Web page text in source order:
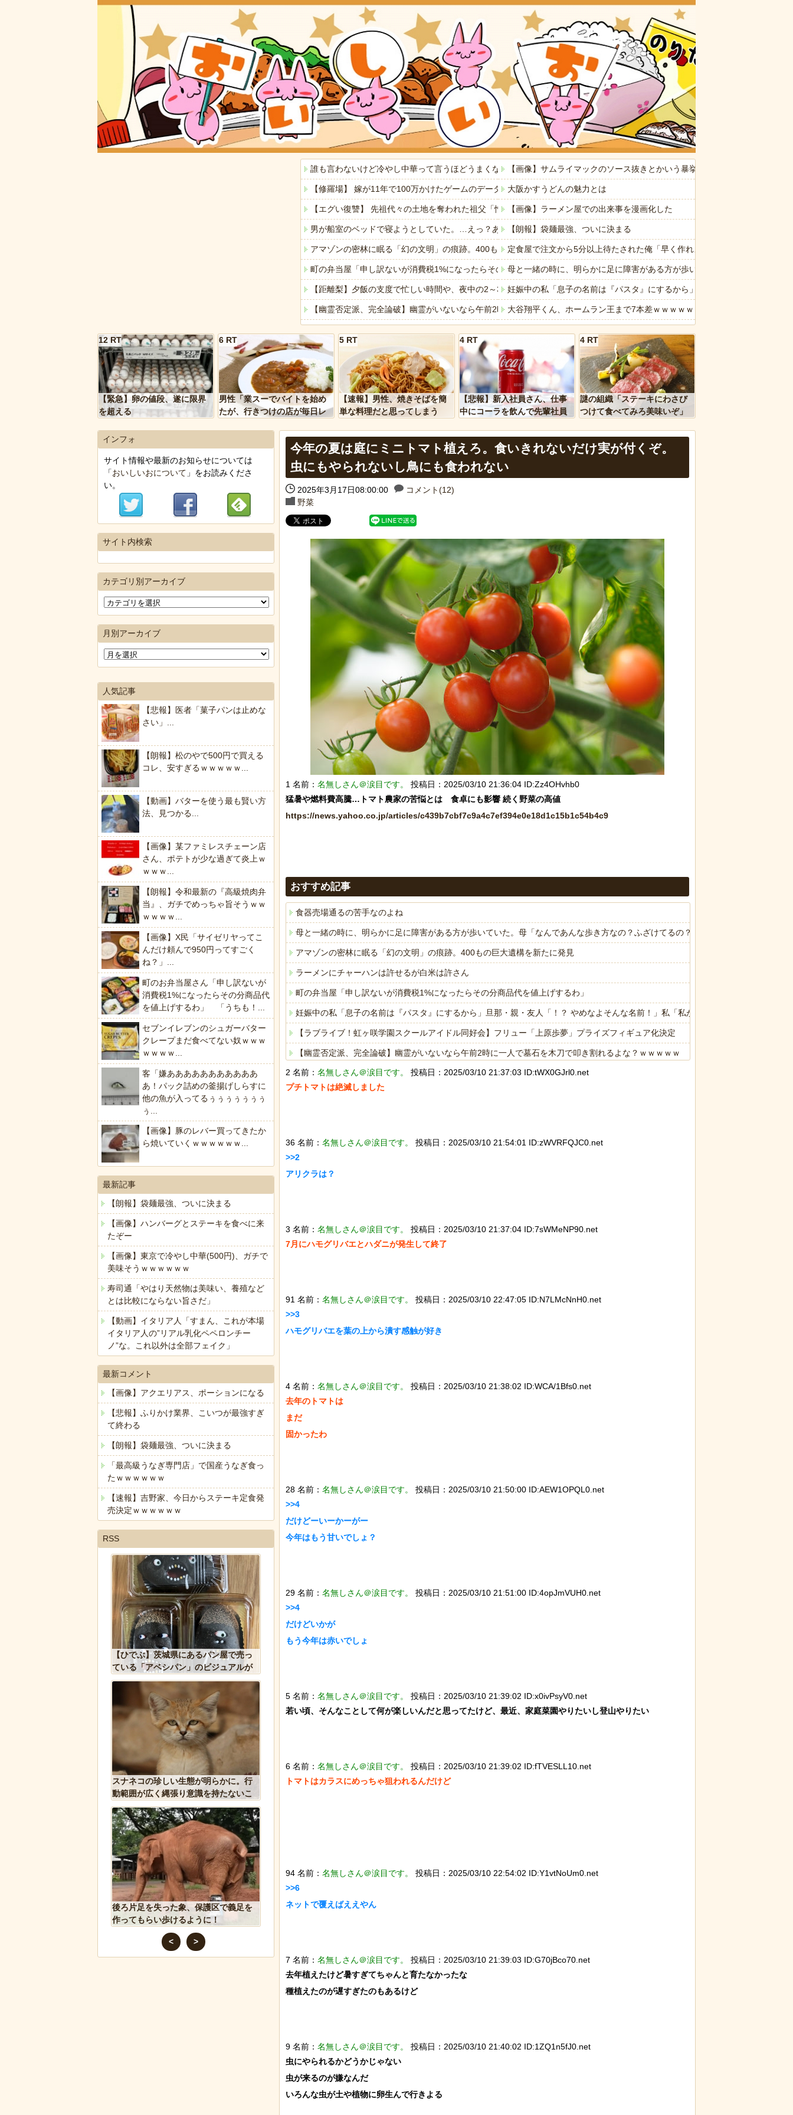
誰も言わないけど冷やし中華って言うほどうまくないよね
【修羅場】 嫁が11年で100万かけたゲームのデータを消した８歳の息子。理由は嫁が叱った腹いせ→滅多に怒らない嫁が子供に
【エグい復讐】 先祖代々の土地を奪われた祖父「憎い！命が尽きても奴らに絶対復讐してやる！！」→祖父が亡くなりその土地
男が船室のベッドで寝ようとしていた。…えっ？あなたは誰ですか？→ 見知らぬひとがいるんだが…
アマゾンの密林に眠る「幻の文明」の痕跡。400もの巨大遺構を新たに発見
町の弁当屋「申し訳ないが消費税1%になったらその分商品代を値上げするわ」
【距離梨】夕飯の支度で忙しい時間や、夜中の2～3時にジャンジャン電話してくる前の職場の同僚 あまり頻繁に連絡されては
【幽霊否定派、完全論破】幽霊がいないなら午前2時に一人で墓石を木刀で叩き割れるよな？ｗｗｗｗｗ
ハムスターの日
「アメリカのヤンキーがアジア人にケンカを売った結果ｗｗｗ」 ほか
「あなたはアメリカを愛していますか」「はい」トランプ、国防総省職員数千人をウソ発見器にかける方針
ヒーローのサバイバルアクション Siege Survivors
【中国】パトカーの前で好演技www当たり屋やお煽り運転など盛りだくさん
Powered by livedoor 相互RSS
【画像】サムライマックのソース抜きとかいう暴挙ｗｗｗｗｗ
大阪かすうどんの魅力とは
【画像】ラーメン屋での出来事を漫画化した
【朗報】袋麺最強、ついに決まる
定食屋で注文から5分以上待たされた俺「早く作れよノロマ！底辺職はキ
母と一緒の時に、明らかに足に障害がある方が歩いていた。母「なんであん
妊娠中の私「息子の名前は『パスタ』にするから」旦那・親・友人「！？
大谷翔平くん、ホームラン王まで7本差ｗｗｗｗｗｗｗｗｗｗ
【画像】田中みな実さん、妊娠中とは思えないヒール姿で登場してしまう
車とかバイクのガラスコーティングってやっぱり時間経過で剥がれるの？
みいちゃんと山田さん「主人公がぽっと出のモブに殺されて終わります」←
【悲報】味噌ラーメンで行列、出来ない
Powered by livedoor 相互RSS
12 RT
【緊急】卵の値段、遂に限界
を超える
6 RT
男性「業スーでバイトを始め
たが、行きつけの店が毎日レ
5 RT
【速報】男性、焼きそばを簡
単な料理だと思ってしまう
4 RT
【悲報】新入社員さん、仕事
中にコーラを飲んで先輩社員
4 RT
謎の組織「ステーキにわさび
つけて食べてみろ美味いぞ」
今年の夏は庭にミニトマト植えろ。食いきれないだけ実が付くぞ。
虫にもやられないし鳥にも食われない
2025年3月17日08:00:00
コメント(12)
野菜
1 名前： 名無しさん＠涙目です。
投稿日：2025/03/10 21:36:04 ID:Zz4OHvhb0
https://news.yahoo.co.jp/articles/c439b7cbf7c9a4c7ef394e0e18d1c15b1c54b4c9
おすすめ記事
食器売場通るの苦手なのよね
母と一緒の時に、明らかに足に障害がある方が歩いていた。母「なんであんな歩き方なの？ふざけてるの？」
アマゾンの密林に眠る「幻の文明」の痕跡。400もの巨大遺構を新たに発見
ラーメンにチャーハンは許せるが白米は許さん
町の弁当屋「申し訳ないが消費税1%になったらその分商品代を値上げするわ」
妊娠中の私「息子の名前は『パスタ』にするから」旦那・親・友人「！？ やめなよそんな名前！」私「私が産むんだから文句は言わ
【ラブライブ！虹ヶ咲学園スクールアイドル同好会】フリュー「上原歩夢」プライズフィギュア化決定
【幽霊否定派、完全論破】幽霊がいないなら午前2時に一人で墓石を木刀で叩き割れるよな？ｗｗｗｗｗ
海外「日本なんて行くんじゃなかった…」 日本を知ってしまったディズニー信者、帰国後『本家』に失望する事態に
ヒーローのサバイバルアクション Siege Survivors
Powered by livedoor 相互RSS
2 名前： 名無しさん＠涙目です。
投稿日：2025/03/10 21:37:03 ID:tWX0GJrl0.net
プチトマトは絶滅しました
36 名前： 名無しさん＠涙目です。
投稿日：2025/03/10 21:54:01 ID:zWVRFQJC0.net
>>2
アリクラは？
3 名前： 名無しさん＠涙目です。
投稿日：2025/03/10 21:37:04 ID:7sWMeNP90.net
7月にハモグリバエとハダニが発生して終了
91 名前： 名無しさん＠涙目です。
投稿日：2025/03/10 22:47:05 ID:N7LMcNnH0.net
>>3
ハモグリバエを葉の上から潰す感触が好き
4 名前： 名無しさん＠涙目です。
投稿日：2025/03/10 21:38:02 ID:WCA/1Bfs0.net
去年のトマトは
まだ
固かったわ
28 名前： 名無しさん＠涙目です。
投稿日：2025/03/10 21:50:00 ID:AEW1OPQL0.net
>>4
だけどーいーかーがー
今年はもう甘いでしょ？
29 名前： 名無しさん＠涙目です。
投稿日：2025/03/10 21:51:00 ID:4opJmVUH0.net
>>4
だけどいかが
もう今年は赤いでしょ
5 名前： 名無しさん＠涙目です。
投稿日：2025/03/10 21:39:02 ID:x0ivPsyV0.net
若い頃、そんなことして何が楽しいんだと思ってたけど、最近、家庭菜園やりたいし登山やりたい
6 名前： 名無しさん＠涙目です。
投稿日：2025/03/10 21:39:02 ID:fTVESLL10.net
トマトはカラスにめっちゃ狙われるんだけど
94 名前： 名無しさん＠涙目です。
投稿日：2025/03/10 22:54:02 ID:Y1vtNoUm0.net
>>6
ネットで覆えばええやん
7 名前： 名無しさん＠涙目です。
投稿日：2025/03/10 21:39:03 ID:G70jBco70.net
去年植えたけど暑すぎてちゃんと育たなかったな
種植えたのが遅すぎたのもあるけど
9 名前： 名無しさん＠涙目です。
投稿日：2025/03/10 21:40:02 ID:1ZQ1n5fJ0.net
虫にやられるかどうかじゃない
虫が来るのが嫌なんだ
いろんな虫が土や植物に卵生んで行きよる
インフォ
サイト情報や最新のお知らせについては
「おいしいおについて 」をお読みくださ
い。
サイト内検索
カテゴリ別アーカイブ
月別アーカイブ
人気記事
【悲報】医者「菓子パンは止めな
さい」...
【朗報】松のやで500円で買える
コレ、安すぎるｗｗｗｗｗ...
【動画】バターを使う最も賢い方
法、見つかる...
【画像】某ファミレスチェーン店
さん、ポテトが少な過ぎて炎上ｗ
ｗｗｗ...
【朗報】令和最新の『高級焼肉弁
当』、ガチでめっちゃ旨そうｗｗ
ｗｗｗｗ...
【画像】X民「サイゼリヤってこ
んだけ頼んで950円ってすごく
ね？」...
町のお弁当屋さん「申し訳ないが
消費税1%になったらその分商品代
を値上げするわ」 「うちも！...
セブンイレブンのシュガーバター
クレープまだ食べてない奴ｗｗｗ
ｗｗｗｗ...
客「嫌あああああああああああ
あ！パック詰めの釜揚げしらすに
他の魚が入ってるぅぅぅぅぅぅぅ
ぅ...
【画像】豚のレバー買ってきたか
ら焼いていくｗｗｗｗｗｗ...
最新記事
【朗報】袋麺最強、ついに決まる
【画像】ハンバーグとステーキを食べに来
たぞー
【画像】東京で冷やし中華(500円)、ガチで
美味そうｗｗｗｗｗｗ
寿司通「やはり天然物は美味い、養殖など
とは比較にならない旨さだ」
【動画】イタリア人「すまん、これが本場
イタリア人の”リアル乳化ペペロンチー
ノ”な。これ以外は全部フェイク」
最新コメント
【画像】アクエリアス、ポーションになる
【悲報】ふりかけ業界、こいつが最強すぎ
て終わる
【朗報】袋麺最強、ついに決まる
「最高級うなぎ専門店」で国産うなぎ食っ
たｗｗｗｗｗｗ
【速報】吉野家、今日からステーキ定食発
売決定ｗｗｗｗｗｗ
RSS
【ひでぶ】茨城県にあるパン屋で売っ
ている「アベシパン」のビジュアルが
悪夢すぎるｗｗｗｗｗ
スナネコの珍しい生態が明らかに。行
動範囲が広く縄張り意識を持たないこ
とが判明
後ろ片足を失った象、保護区で義足を
作ってもらい歩けるように！
なんか泣きたくなってくる青春18きっ
歴史的な木星系探査機打ち上げにナマ
岸田に投げられた物、発煙筒ではなく
< >